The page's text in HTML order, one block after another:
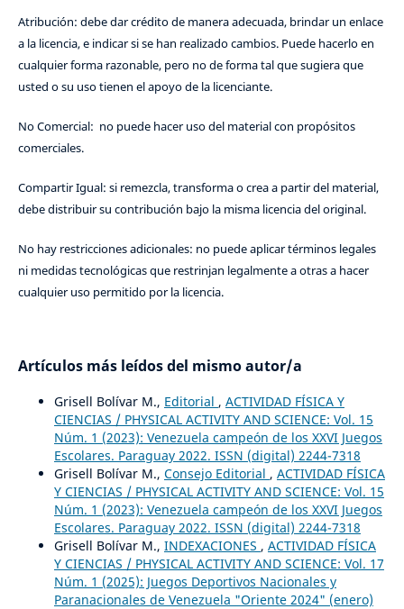
Atribución: debe dar crédito de manera adecuada, brindar un enlace
a la licencia, e indicar si se han realizado cambios. Puede hacerlo en
cualquier forma razonable, pero no de forma tal que sugiera que
usted o su uso tienen el apoyo de la licenciante.
No Comercial: no puede hacer uso del material con propósitos
comerciales.
Compartir Igual: si remezcla, transforma o crea a partir del material,
debe distribuir su contribución bajo la misma licencia del original.
No hay restricciones adicionales: no puede aplicar términos legales
ni medidas tecnológicas que restrinjan legalmente a otras a hacer
cualquier uso permitido por la licencia.
Artículos más leídos del mismo autor/a
Grisell Bolívar M., Editorial , ACTIVIDAD FÍSICA Y
CIENCIAS / PHYSICAL ACTIVITY AND SCIENCE: Vol. 15
Núm. 1 (2023): Venezuela campeón de los XXVI Juegos
Escolares. Paraguay 2022. ISSN (digital) 2244-7318
Grisell Bolívar M., Consejo Editorial , ACTIVIDAD FÍSICA
Y CIENCIAS / PHYSICAL ACTIVITY AND SCIENCE: Vol. 15
Núm. 1 (2023): Venezuela campeón de los XXVI Juegos
Escolares. Paraguay 2022. ISSN (digital) 2244-7318
Grisell Bolívar M., INDEXACIONES , ACTIVIDAD FÍSICA
Y CIENCIAS / PHYSICAL ACTIVITY AND SCIENCE: Vol. 17
Núm. 1 (2025): Juegos Deportivos Nacionales y
Paranacionales de Venezuela "Oriente 2024" (enero)